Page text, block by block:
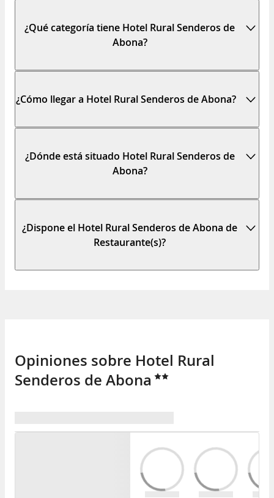
¿Qué categoría tiene Hotel Rural Senderos de
Abona?
¿Cómo llegar a Hotel Rural Senderos de Abona?
¿Dónde está situado Hotel Rural Senderos de
Abona?
¿Dispone el Hotel Rural Senderos de Abona de
Restaurante(s)?
Opiniones sobre Hotel Rural
Senderos de Abona